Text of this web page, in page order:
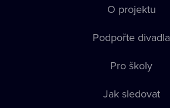
O projektu
Podpořte divadla
Pro školy
Jak sledovat